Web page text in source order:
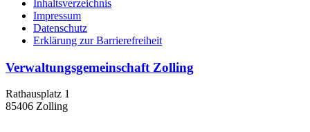
Inhaltsverzeichnis
Impressum
Datenschutz
Erklärung zur Barrierefreiheit
Verwaltungsgemeinschaft Zolling
Rathausplatz 1
85406 Zolling